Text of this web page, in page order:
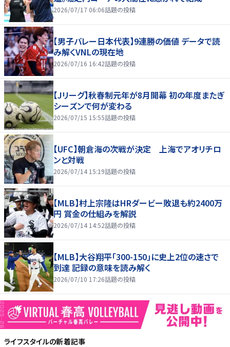
2026/07/17 06:06話題の投稿
【男子バレー日本代表】9連勝の価値 データで読
み解くVNLの現在地
2026/07/16 16:42話題の投稿
【Jリーグ】秋春制元年が8月開幕 初の年度またぎ
シーズンで何が変わる
2026/07/15 15:55話題の投稿
【UFC】朝倉海の次戦が決定 上海でアオリチロ
ンと対戦
2026/07/14 15:19話題の投稿
【MLB】村上宗隆はHRダービー敗退も約2400万
円 賞金の仕組みを解説
2026/07/14 14:52話題の投稿
【MLB】大谷翔平「300-150」に史上2位の速さで
到達 記録の意味を読み解く
2026/07/10 17:26話題の投稿
ライフスタイルの新着記事